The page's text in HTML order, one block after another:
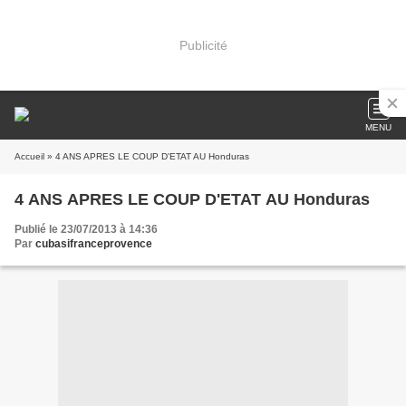
Publicité
MENU
Accueil » 4 ANS APRES LE COUP D'ETAT AU Honduras
4 ANS APRES LE COUP D'ETAT AU Honduras
Publié le 23/07/2013 à 14:36
Par cubasifranceprovence